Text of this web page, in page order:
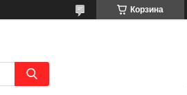
Корзина